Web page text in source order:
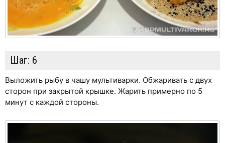
Шаг: 6
Выложить рыбу в чашу мультиварки. Обжаривать с двух
сторон при закрытой крышке. Жарить примерно по 5
минут с каждой стороны.